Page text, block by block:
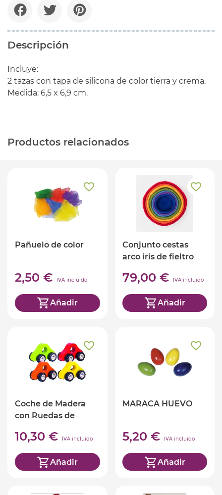
Descripción
Incluye:
2 tazas con tapa de silicona de color tierra y crema.
Medida: 6,5 x 6,9 cm.
Productos relacionados
Pañuelo de color
2,50 € IVA incluido
Añadir
Conjunto cestas
arco iris de fieltro
79,00 € IVA incluido
Añadir
Coche de Madera
con Ruedas de
10,30 € IVA incluido
Añadir
MARACA HUEVO
5,20 € IVA incluido
Añadir